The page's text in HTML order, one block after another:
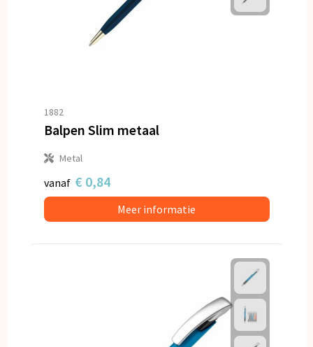
1882
Balpen Slim metaal
Metal
vanaf € 0,84
Meer informatie